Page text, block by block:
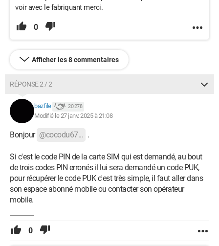
voir avec le fabriquant merci.
0
Afficher les 8 commentaires
RÉPONSE 2 / 2
bazfile 20 278
Modifié le 27 janv. 2025 à 21:08
Bonjour @cocodu67... .
Si c'est le code PIN de la carte SIM qui est demandé, au bout
de trois codes PIN erronés il lui sera demandé un code PUK,
pour récupérer le code PUK c'est très simple, il faut aller dans
son espace abonné mobile ou contacter son opérateur
mobile.
0